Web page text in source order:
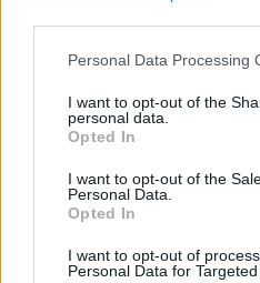
Personal Data Processing
I want to opt-out of the
personal data.
Opted In
I want to opt-out of the
Personal Data.
Opted In
I want to opt-out of
Personal Data for Targeted
Esim for Global
Esim for USA|Esim for